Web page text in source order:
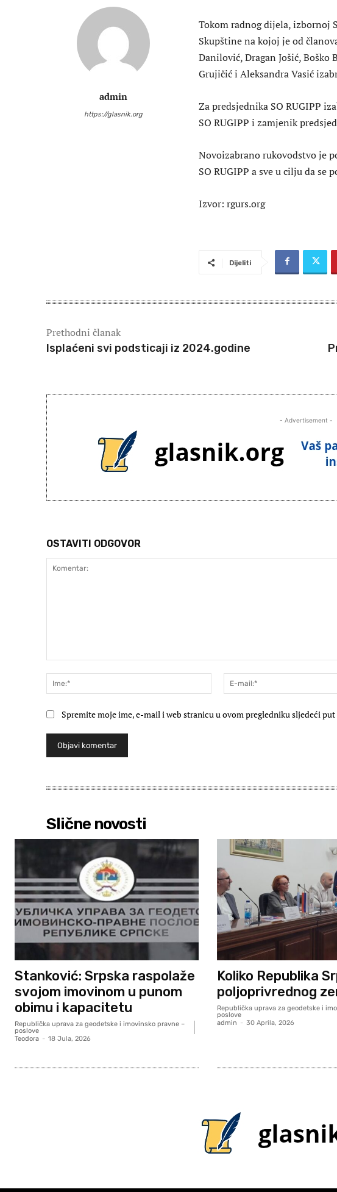
admin
https://glasnik.org
Tokom radnog dijela, izbornoj
Skupštine na kojoj je od
Danilović, Dragan Jošić, Boško
Grujičić i Aleksandra Vasić
Za predsjednika SO RUGIPP
SO RUGIPP i zamjenik
Novoizabrano rukovodstvo je
SO RUGIPP a sve u cilju da se
Izvor: rgurs.org
Dijeliti
Prethodni članak
Isplaćeni svi podsticaji iz 2024.godine
- Advertisement -
OSTAVITI ODGOVOR
Ime:*
Spremite moje ime, e-mail i web stranicu u ovom pregledniku sljedeći
Slične novosti
Stanković: Srpska raspolaže
svojom imovinom u punom
obimu i kapacitetu
Republička uprava za geodetske i imovinsko pravne –
poslove
Teodora - 18 Jula, 2026
Koliko Republika
poljoprivrednog
Republička uprava za geodetske i
poslove
admin - 30 Aprila, 2026